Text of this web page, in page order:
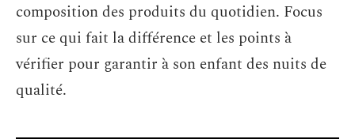
composition des produits du quotidien. Focus
sur ce qui fait la différence et les points à
vérifier pour garantir à son enfant des nuits de
qualité.